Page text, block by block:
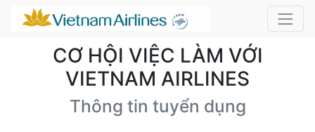
CƠ HỘI VIỆC LÀM VỚI
VIETNAM AIRLINES
Thông tin tuyển dụng